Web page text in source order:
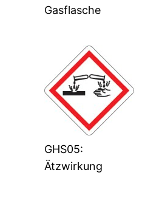
Gasflasche
GHS05:
Ätzwirkung